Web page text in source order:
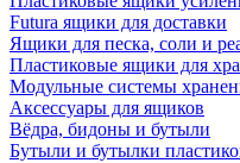
Futura ящики для доставки
Ящики для песка, соли и
Пластиковые ящики для
Модульные системы
Аксессуары для ящиков
Вёдра, бидоны и бутыли
Бутыли и бутылки